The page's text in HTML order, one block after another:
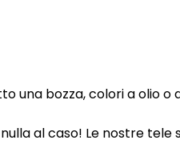
una bozza, colori a olio o
al caso! Le nostre tele